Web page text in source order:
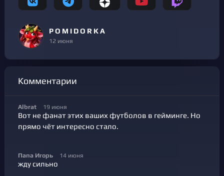
P O M I D O R K A
12 июня
Комментарии
Albrat 19 июня
Вот не фанат этих ваших футболов в гейминге. Но
прямо чёт интересно стало.
Папа Игорь 14 июня
жду сильно